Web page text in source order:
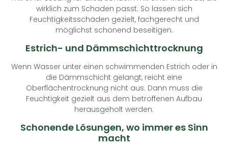
wirklich zum Schaden passt. So lassen sich
Feuchtigkeitsschäden gezielt, fachgerecht und
möglichst schonend beseitigen.
Estrich- und Dämmschichttrocknung
Wenn Wasser unter einen schwimmenden Estrich oder in
die Dämmschicht gelangt, reicht eine
Oberflächentrocknung nicht aus. Dann muss die
Feuchtigkeit gezielt aus dem betroffenen Aufbau
herausgeholt werden.
Schonende Lösungen, wo immer es Sinn
macht